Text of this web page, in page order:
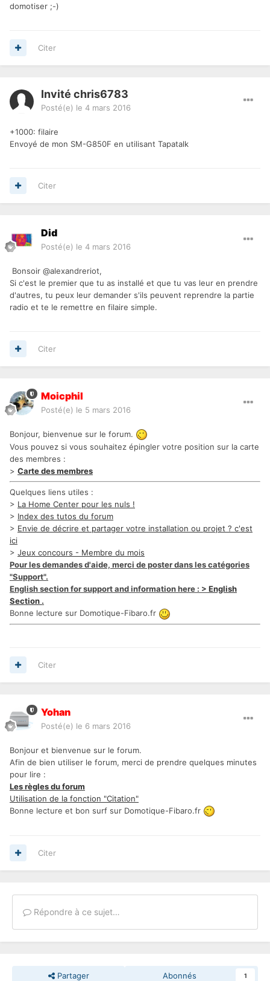
domotiser ;-)
Citer
Invité chris6783
Posté(e) le 4 mars 2016
+1000: filaire
Envoyé de mon SM-G850F en utilisant Tapatalk
Citer
Did
Posté(e) le 4 mars 2016
Bonsoir @alexandreriot,
Si c'est le premier que tu as installé et que tu vas leur en prendre
d'autres, tu peux leur demander s'ils peuvent reprendre la partie
radio et te le remettre en filaire simple.
Citer
Moicphil
Posté(e) le 5 mars 2016
Bonjour, bienvenue sur le forum.
Vous pouvez si vous souhaitez épingler votre position sur la carte
des membres :
> Carte des membres
Quelques liens utiles :
> La Home Center pour les nuls !
> Index des tutos du forum
> Envie de décrire et partager votre installation ou projet ? c'est
ici
> Jeux concours - Membre du mois
Pour les demandes d'aide, merci de poster dans les catégories
"Support".
English section for support and information here : > English
Section .
Bonne lecture sur Domotique-Fibaro.fr
Citer
Yohan
Posté(e) le 6 mars 2016
Bonjour et bienvenue sur le forum.
Afin de bien utiliser le forum, merci de prendre quelques minutes
pour lire :
Les règles du forum
Utilisation de la fonction "Citation"
Bonne lecture et bon surf sur Domotique-Fibaro.fr
Citer
Répondre à ce sujet…
Partager Abonnés 1